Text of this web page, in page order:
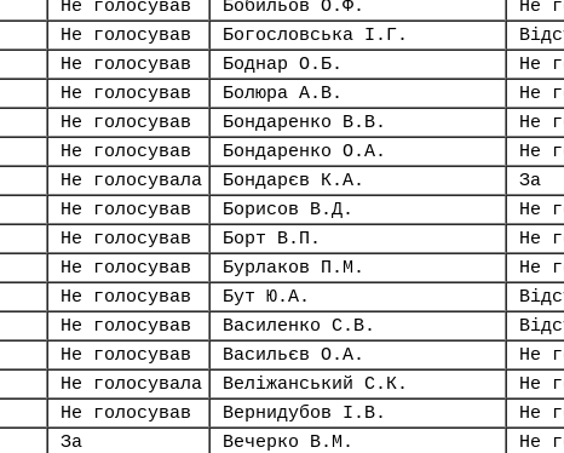
Не голосував Бобильов О.Ф.
Не
Не голосував Богословська І.Г.
Не голосував Боднар О.Б.
Не
Не голосував Болюра А.В.
Не
Не голосував Бондаренко В.В.
Не
Не голосував Бондаренко О.А.
Не
Не голосувала Бондарєв К.А.
За
Не голосував Борисов В.Д.
Не
Не голосував Борт В.П.
Не
Не голосував Бурлаков П.М.
Не
Не голосував Бут Ю.А.
Не голосував Василенко С.В.
Не голосував Васильєв О.А.
Не
Не голосувала Веліжанський С.К.
Не
Не голосував Вернидубов І.В.
Не
За Вечерко В.М.
Не